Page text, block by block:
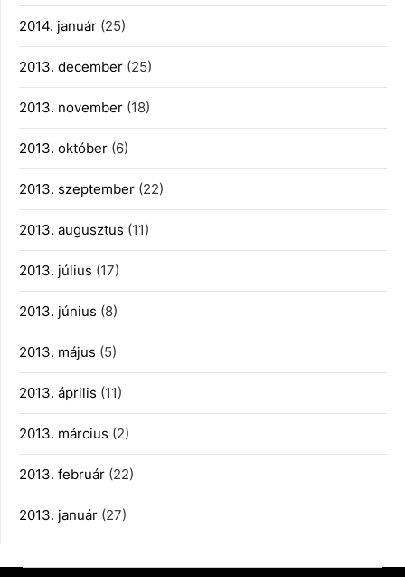
2014. január (25)
2013. december (25)
2013. november (18)
2013. október (6)
2013. szeptember (22)
2013. augusztus (11)
2013. július (17)
2013. június (8)
2013. május (5)
2013. április (11)
2013. március (2)
2013. február (22)
2013. január (27)